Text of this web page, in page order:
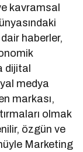
kavramsal
haberler,
dijital
medya
markası,
olmak
özgün ve
Marketing